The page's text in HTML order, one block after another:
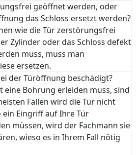
geöffnet werden, oder
das Schloss ersetzt werden?
wie die Tür zerstörungsfrei
Zylinder oder das Schloss defekt
muss, muss man
ersetzen.
der Türöffnung beschädigt?
eine Bohrung erleiden muss, sind
Fällen wird die Tür nicht
ein Eingriff auf Ihre Tür
müssen, wird der Fachmann sie
wieso es in Ihrem Fall nötig